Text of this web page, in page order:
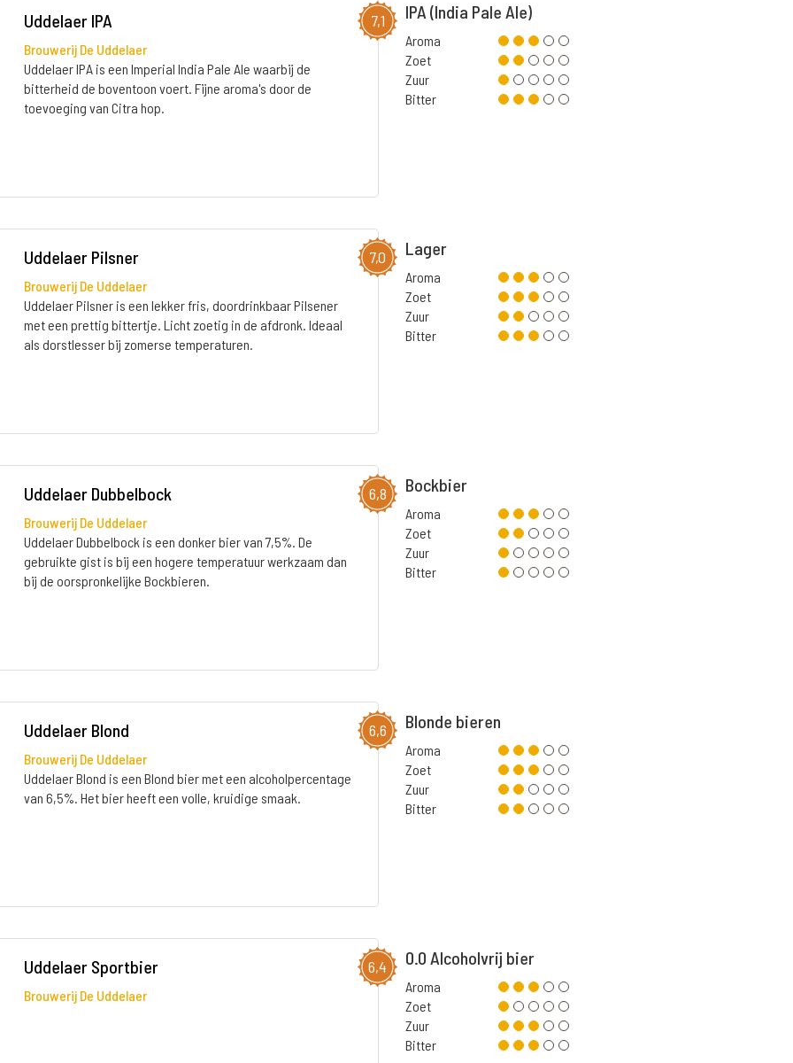
7,1
Uddelaer IPA
Brouwerij De Uddelaer
Uddelaer IPA is een Imperial India Pale Ale waarbij de
bitterheid de boventoon voert. Fijne aroma's door de
toevoeging van Citra hop.
IPA (India Pale Ale)
Aroma
Zoet
Zuur
Bitter
7,0
Uddelaer Pilsner
Brouwerij De Uddelaer
Uddelaer Pilsner is een lekker fris, doordrinkbaar Pilsener
met een prettig bittertje. Licht zoetig in de afdronk. Ideaal
als dorstlesser bij zomerse temperaturen.
Lager
Aroma
Zoet
Zuur
Bitter
6,8
Uddelaer Dubbelbock
Brouwerij De Uddelaer
Uddelaer Dubbelbock is een donker bier van 7,5%. De
gebruikte gist is bij een hogere temperatuur werkzaam dan
bij de oorspronkelijke Bockbieren.
Bockbier
Aroma
Zoet
Zuur
Bitter
6,6
Uddelaer Blond
Brouwerij De Uddelaer
Uddelaer Blond is een Blond bier met een alcoholpercentage
van 6,5%. Het bier heeft een volle, kruidige smaak.
Blonde bieren
Aroma
Zoet
Zuur
Bitter
6,4
Uddelaer Sportbier
Brouwerij De Uddelaer
0.0 Alcoholvrij bier
Aroma
Zoet
Zuur
Bitter